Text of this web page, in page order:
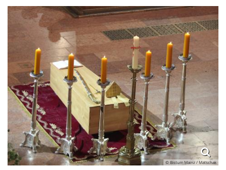
© Bistum Mainz / Matschak